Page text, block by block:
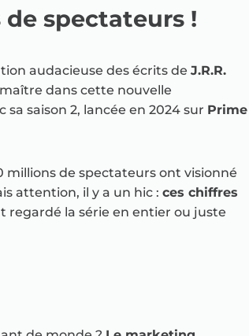
spectateurs !
audacieuse des écrits de J.R.R.
dans cette nouvelle
sa saison 2, lancée en 2024 sur Prime
de spectateurs ont visionné
attention, il y a un hic : ces chiffres
regardé la série en entier ou juste